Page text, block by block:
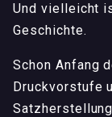
Und vielleicht
Geschichte.
Schon Anfang
Druckvorstufe